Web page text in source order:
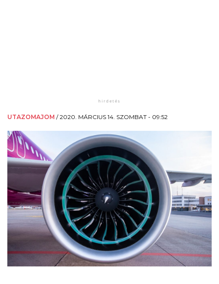
UTAZOMAJOM /2020. MÁRCIUS 14. SZOMBAT - 09:52